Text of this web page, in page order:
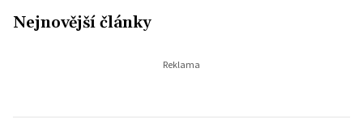
Nejnovější články